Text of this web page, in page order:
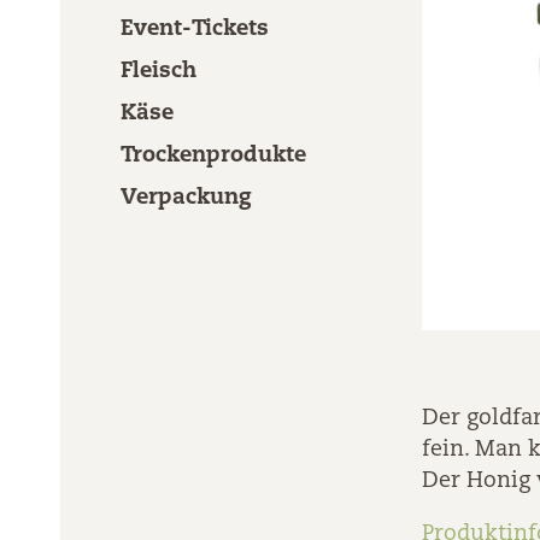
Event-Tickets
Fleisch
Käse
Trockenprodukte
Verpackung
Der
fein. Man
Der Honig